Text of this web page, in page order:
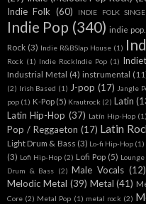
Indie Folk (60) INDIE FOLK
Indie Pop (340) indie pop.
Rock (3) Indie R&BSlap House (1)
Rock (1) Indie RockIndie Pop (1)
Industrial Metal (4) instrumental
(2) Irish Based (1) J-pop (17) Jangle
pop (1) K-Pop (5) Krautrock (2) Latin
Latin Hip-Hop (37) Latín Hip-Hop (1)
Pop / Reggaeton (17) Latin
Light Drum & Bass (3) Lo-fi Hip-Hop (1)
(3) Lofi Hip-Hop (2) Lofi Pop (5) Lounge
Drum & Bass (2) Male Vocals (12)
Melodic Metal (39) Metal (41)
Core (2) Metal Pop (1) metal rock (2)